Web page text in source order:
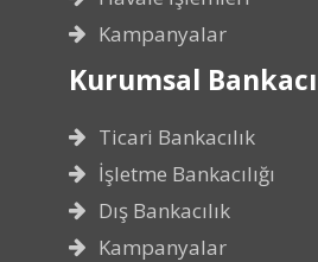
Kampanyalar
Kurumsal
Ticari Bankacılık
İşletme Bankacılığı
Dış Bankacılık
Kampanyalar